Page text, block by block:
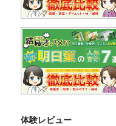
体験レビュー